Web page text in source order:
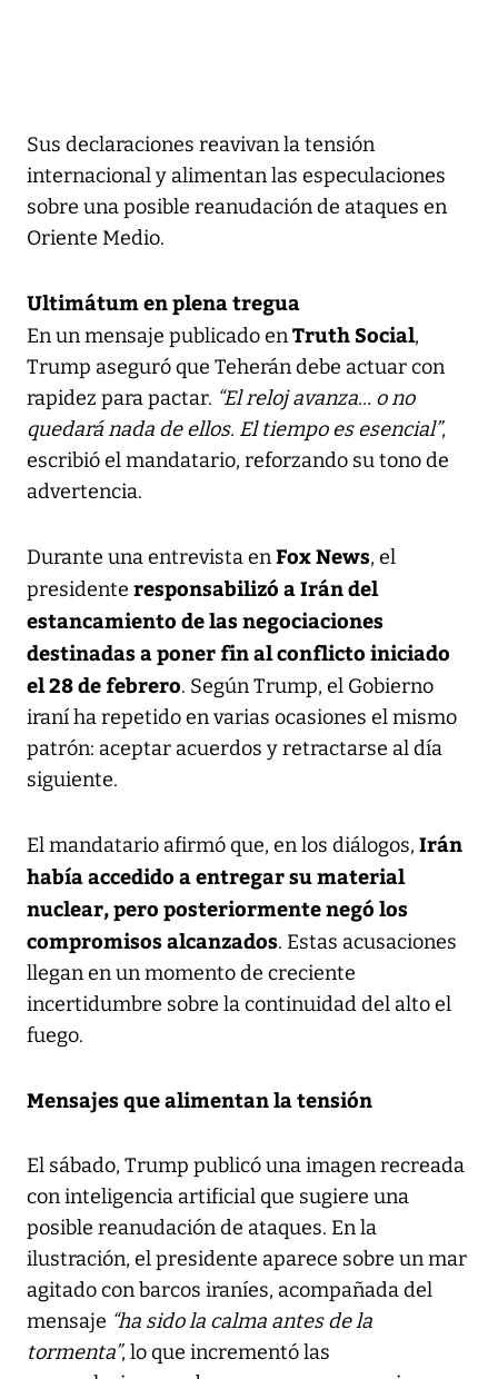
Sus declaraciones reavivan la tensión
internacional y alimentan las especulaciones
sobre una posible reanudación de ataques en
Oriente Medio.
Ultimátum en plena tregua
En un mensaje publicado enTruth Social,
Trump aseguró que Teherán debe actuar con
rapidez para pactar. “El reloj avanza... o no
quedará nada de ellos. El tiempo es esencial”,
escribió el mandatario, reforzando su tono de
advertencia.
Durante una entrevista enFox News, el
presidente responsabilizó a Irán del
estancamiento de las negociaciones
destinadas a poner fin al conflicto iniciado
el 28 de febrero. Según Trump, el Gobierno
iraní ha repetido en varias ocasiones el mismo
patrón: aceptar acuerdos y retractarse al día
siguiente.
El mandatario afirmó que, en los diálogos, Irán
había accedido a entregar su material
nuclear, pero posteriormente negó los
compromisos alcanzados. Estas acusaciones
llegan en un momento de creciente
incertidumbre sobre la continuidad del alto el
fuego.
Mensajes que alimentan la tensión
El sábado, Trump publicó una imagen recreada
con inteligencia artificial que sugiere una
posible reanudación de ataques. En la
ilustración, el presidente aparece sobre un mar
agitado con barcos iraníes, acompañada del
mensaje “ha sido la calma antes de la
tormenta”, lo que incrementó las